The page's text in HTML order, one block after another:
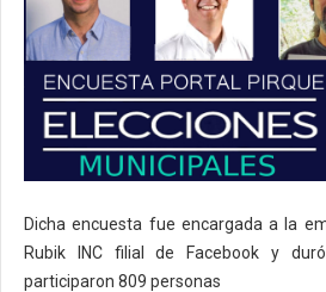
Dicha encuesta fue encargada a la
Rubik INC filial de Facebook y
participaron 809 personas